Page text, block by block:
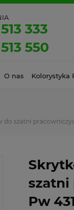
333
550
O nas Kolorystyka
szatni
szatni
Pw